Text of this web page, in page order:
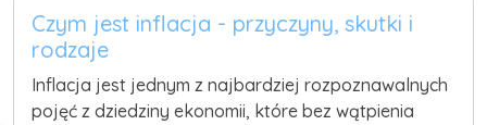
Czym jest inflacja - przyczyny, skutki i
rodzaje
Inflacja jest jednym z najbardziej rozpoznawalnych
pojęć z dziedziny ekonomii, które bez wątpienia